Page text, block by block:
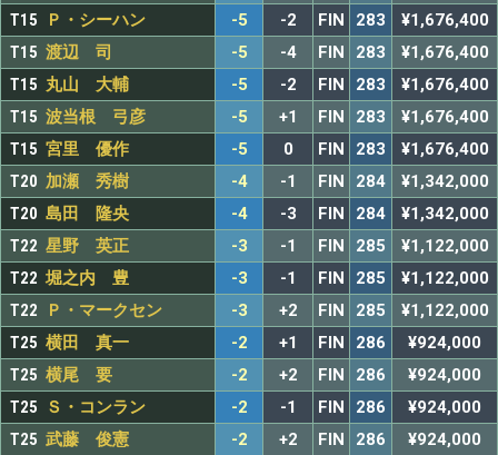
T15
Ｐ・シーハン -5 -2 FIN 283
¥1,676,400
T15 渡辺 司 -5 -4 FIN 283
¥1,676,400
T15 丸山 大輔 -5 -2 FIN 283
¥1,676,400
T15 波当根 弓彦 -5 +1 FIN 283
¥1,676,400
T15 宮里 優作 -5 0 FIN 283
¥1,676,400
T20 加瀬 秀樹 -4 -1 FIN 284
¥1,342,000
T20 島田 隆央 -4 -3 FIN 284
¥1,342,000
T22 星野 英正 -3 -1 FIN 285
¥1,122,000
T22 堀之内 豊 -3 -1 FIN 285
¥1,122,000
T22
Ｐ・マークセン -3 +2 FIN 285
¥1,122,000
T25 横田 真一 -2 +1 FIN 286
¥924,000
T25 横尾 要 -2 +2 FIN 286
¥924,000
T25
Ｓ・コンラン -2 -1 FIN 286
¥924,000
T25 武藤 俊憲 -2 +2 FIN 286 ¥924,000